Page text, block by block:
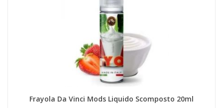
Frayola Da Vinci Mods Liquido Scomposto 20ml